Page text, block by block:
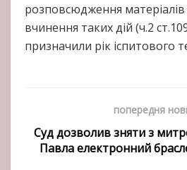
розповсюдження
вчинення таких дій (ч.2
призначили рік іспитового
попередня
Суд дозволив зняти з
Павла електронний